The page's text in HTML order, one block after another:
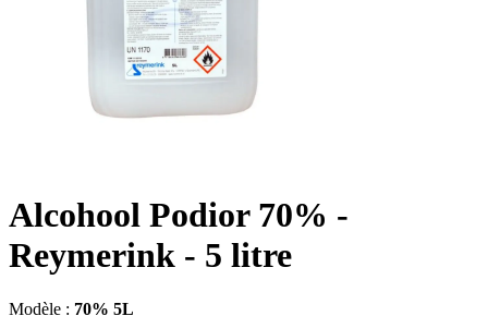
Alcohool Podior 70% -
Reymerink - 5 litre
Modèle : 70% 5L